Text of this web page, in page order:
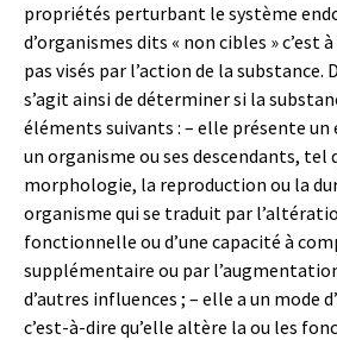
propriétés perturbant le système
d’organismes dits « non cibles » c’est
pas visés par l’action de la substance.
s’agit ainsi de déterminer si la
éléments suivants : – elle présente
un organisme ou ses descendants, tel
morphologie, la reproduction ou la
organisme qui se traduit par
fonctionnelle ou d’une capacité à
supplémentaire ou par
d’autres influences ; – elle a un mode
c’est-à-dire qu’elle altère la ou les